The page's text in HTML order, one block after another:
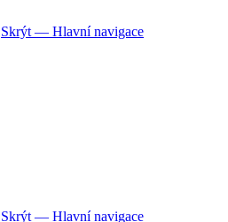
Skrýt — Hlavní navigace
Skrýt — Hlavní navigace